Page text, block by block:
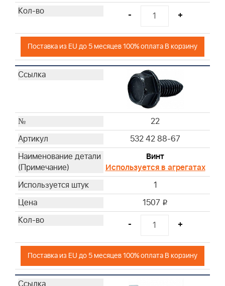
- +
Поставка из EU до 5 месяцев 100% оплата В корзину
22
532 42 88-67
Винт
Используется в агрегатах
1
1507 i
- +
Поставка из EU до 5 месяцев 100% оплата В корзину